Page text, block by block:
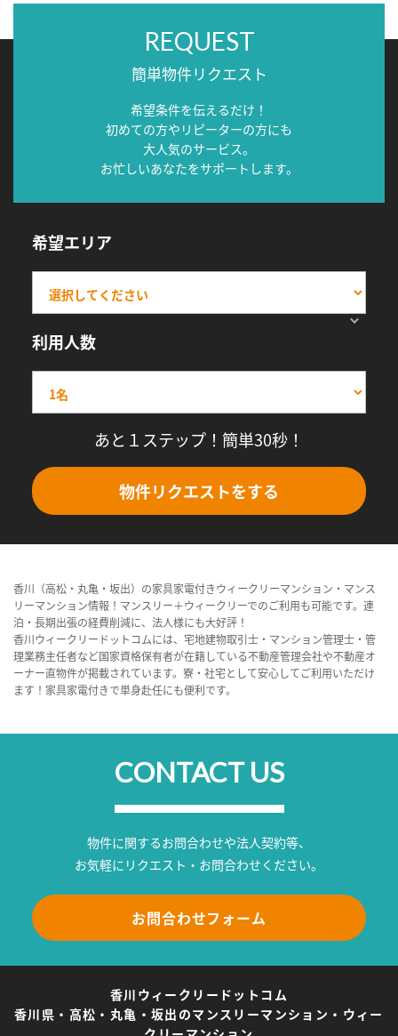
REQUEST
簡単物件リクエスト
希望条件を伝えるだけ！
初めての方やリピーターの方にも
大人気のサービス。
お忙しいあなたをサポートします。
希望エリア
利用人数
あと１ステップ！簡単30秒！
物件リクエストをする
香川（高松・丸亀・坂出）の家具家電付きウィークリーマンション・マンス
リーマンション情報！マンスリー＋ウィークリーでのご利用も可能です。連
泊・長期出張の経費削減に、法人様にも大好評！
香川ウィークリードットコムには、宅地建物取引士・マンション管理士・管
理業務主任者など国家資格保有者が在籍している不動産管理会社や不動産オ
ーナー直物件が掲載されています。寮・社宅として安心してご利用いただけ
ます！家具家電付きで単身赴任にも便利です。
CONTACT US
物件に関するお問合わせや法人契約等、
お気軽にリクエスト・お問合わせください。
お問合わせフォーム
香川ウィークリードットコム
香川県・高松・丸亀・坂出のマンスリーマンション・ウィー